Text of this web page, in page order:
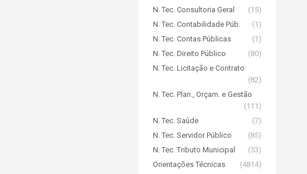
N. Tec. Consultoria Geral
(15)
N. Tec. Contabilidade Púb.
(1)
N. Tec. Contas Públicas
(1)
N. Tec. Direito Público
(80)
N. Tec. Licitação e Contrato
(82)
N. Tec. Plan., Orçam. e Gestão
(111)
N. Tec. Saúde
(7)
N. Tec. Servidor Público
(85)
N. Tec. Tributo Municipal
(53)
Orientações Técnicas
(4814)